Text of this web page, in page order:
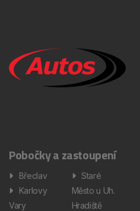
Pobočky a zastoupení
Břeclav
Karlovy
Vary
Staré
Město u Uh.
Hradiště